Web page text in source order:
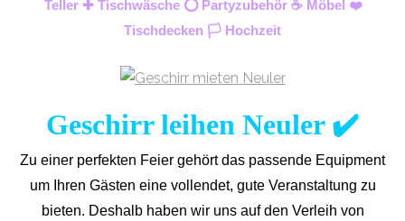
Teller ✚ Tischwäsche ⭕ Partyzubehör ☕ Möbel ❤️
Tischdecken 🏳️ Hochzeit
Geschirr leihen Neuler ✔️
Zu einer perfekten Feier gehört das passende Equipment
um Ihren Gästen eine vollendet, gute Veranstaltung zu
bieten. Deshalb haben wir uns auf den Verleih von